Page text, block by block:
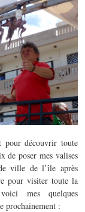
pour découvrir toute
de poser mes valises
ville de l’île après
pour visiter toute la
mes quelques
prochainement :